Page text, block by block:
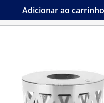
Adicionar ao carrinho